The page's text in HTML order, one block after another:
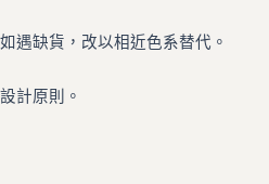
遇缺貨，改以相近色系替代。
計原則。